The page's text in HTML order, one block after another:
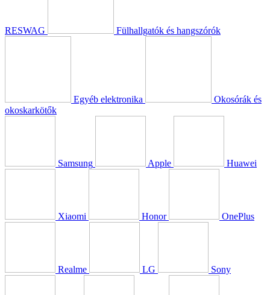
RESWAG Fülhallgatók és hangszórók
Egyéb elektronika
Okosórák és
okoskarkötők
Samsung Apple Huawei
Xiaomi Honor OnePlus
Realme LG Sony